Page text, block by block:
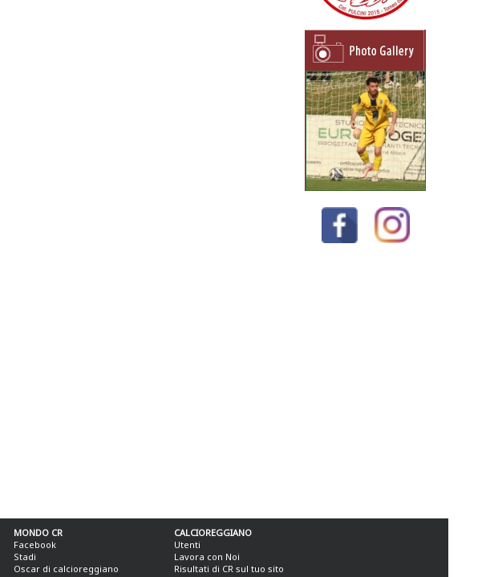
MONDO CR
Facebook
Stadi
Oscar di calcioreggiano
CALCIOREGGIANO
Utenti
Lavora con Noi
Risultati di CR sul tuo sito